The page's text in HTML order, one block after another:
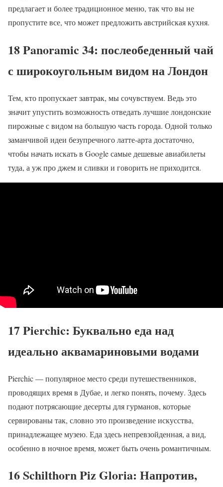
предлагает и более традиционное меню, так что вы не
пропустите все, что может предложить австрийская кухня.
18 Panoramic 34: послеобеденный чай
с широкоугольным видом на Лондон
Тем, кто пропускает завтрак, мы сочувствуем. Ведь это
значит упустить возможность отведать лучшие лондонские
пирожные с видом на большую часть города. Одной только
заманчивой идеи безупречного латте-арта достаточно,
чтобы начать искать в Google самые дешевые авиабилеты
туда, а уж про джем и сливки и говорить не приходится.
17 Pierchic: Буквально еда над
идеально аквамариновыми водами
Pierchic — популярное место среди путешественников,
проводящих время в Дубае, и легко понять, почему. Здесь
подают потрясающие десерты для гурманов, которые
сервированы так, словно это произведение искусства,
принадлежащее музею. Еда здесь непревзойденная, а вид,
особенно в ночное время, может быть очень романтичным.
16 Schilthorn Piz Gloria: Напротив,